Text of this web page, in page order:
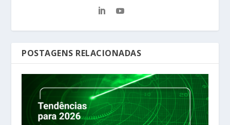
POSTAGENS RELACIONADAS